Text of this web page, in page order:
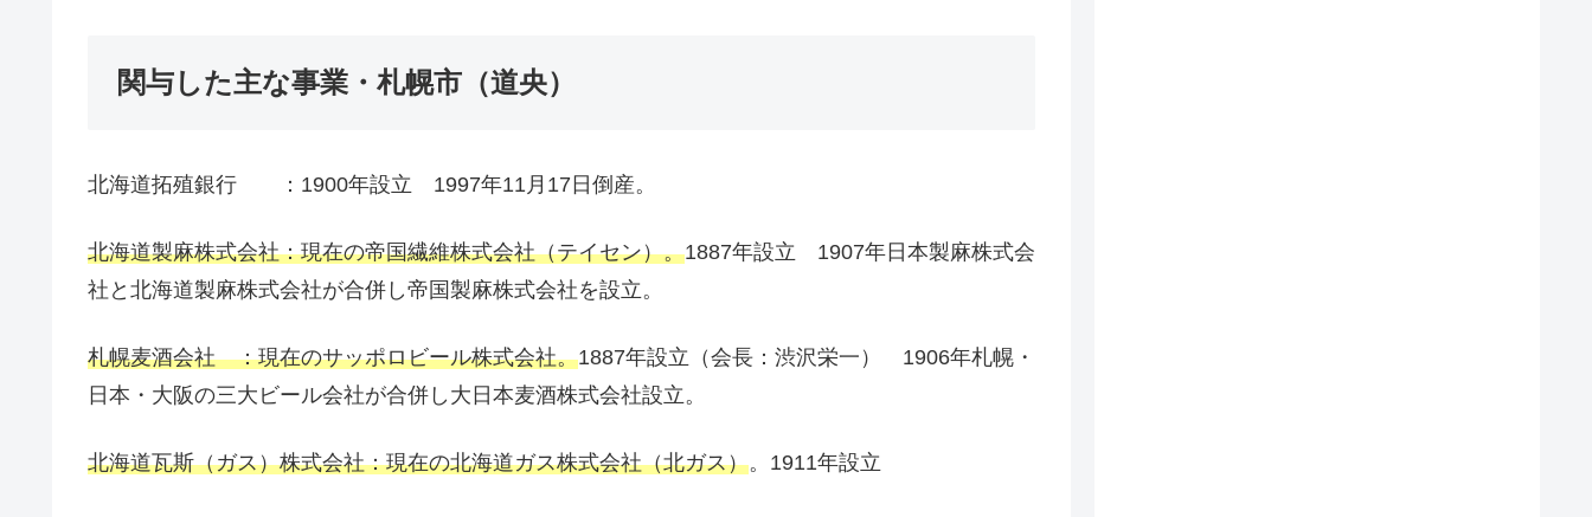
関与した主な事業・札幌市（道央）
北海道拓殖銀行 ：1900年設立 1997年11月17日倒産。
北海道製麻株式会社：現在の帝国繊維株式会社（テイセン）。1887年設立 1907年日本製麻株式会
社と北海道製麻株式会社が合併し帝国製麻株式会社を設立。
札幌麦酒会社 ：現在のサッポロビール株式会社。1887年設立（会長：渋沢栄一） 1906年札幌・
日本・大阪の三大ビール会社が合併し大日本麦酒株式会社設立。
北海道瓦斯（ガス）株式会社：現在の北海道ガス株式会社（北ガス）。1911年設立